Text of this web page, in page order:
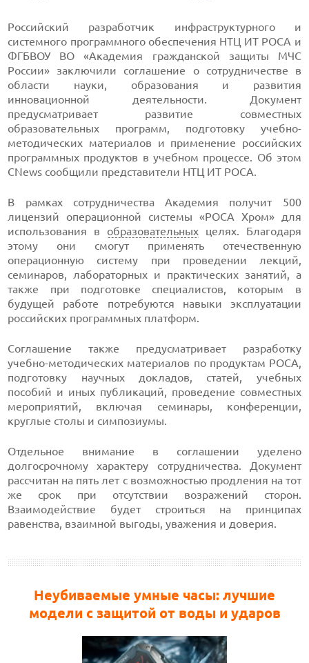
Российский разработчик инфраструктурного и
системного программного обеспечения НТЦ ИТ РОСА и
ФГБВОУ ВО «Академия гражданской защиты МЧС
России» заключили соглашение о сотрудничестве в
области науки, образования и развития
инновационной деятельности. Документ
предусматривает развитие совместных
образовательных программ, подготовку учебно-
методических материалов и применение российских
программных продуктов в учебном процессе. Об этом
CNews сообщили представители НТЦ ИТ РОСА.
В рамках сотрудничества Академия получит 500
лицензий операционной системы «РОСА Хром» для
использования в образовательных целях. Благодаря
этому они смогут применять отечественную
операционную систему при проведении лекций,
семинаров, лабораторных и практических занятий, а
также при подготовке специалистов, которым в
будущей работе потребуются навыки эксплуатации
российских программных платформ.
Соглашение также предусматривает разработку
учебно-методических материалов по продуктам РОСА,
подготовку научных докладов, статей, учебных
пособий и иных публикаций, проведение совместных
мероприятий, включая семинары, конференции,
круглые столы и симпозиумы.
Отдельное внимание в соглашении уделено
долгосрочному характеру сотрудничества. Документ
рассчитан на пять лет с возможностью продления на тот
же срок при отсутствии возражений сторон.
Взаимодействие будет строиться на принципах
равенства, взаимной выгоды, уважения и доверия.
Неубиваемые умные часы: лучшие
модели с защитой от воды и ударов